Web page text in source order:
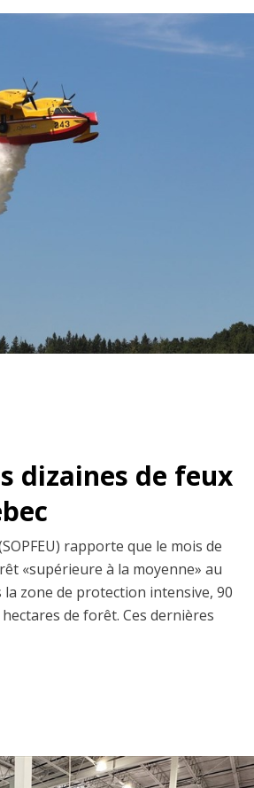
dizaines de feux
rapporte que le mois de
«supérieure à la moyenne» au
zone de protection intensive, 90
de forêt. Ces dernières